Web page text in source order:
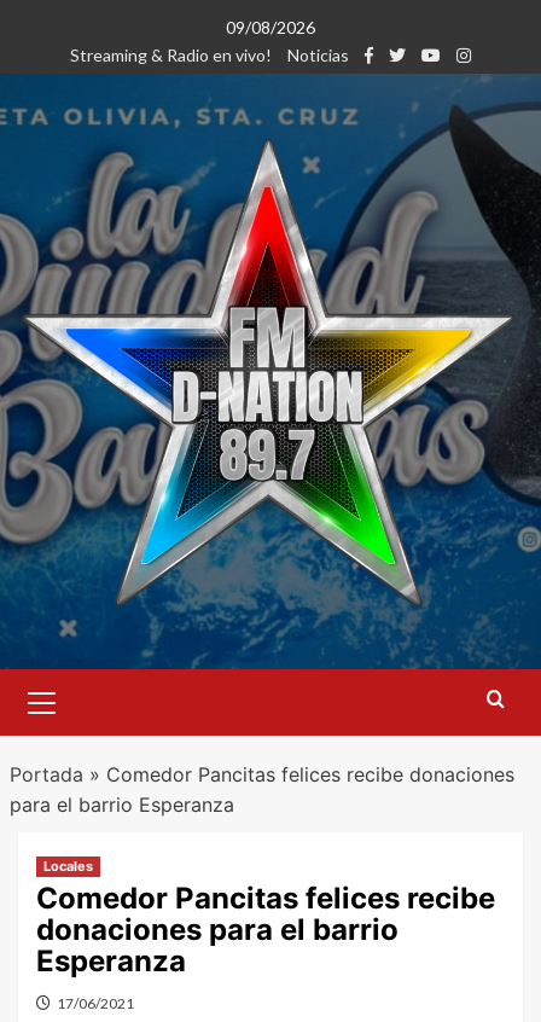
contenido
09/08/2026
Streaming & Radio en vivo!
Noticias
primario
Portada » Comedor Pancitas felices recibe donaciones
para el barrio Esperanza
Locales
Comedor Pancitas felices recibe
donaciones para el barrio
Esperanza
17/06/2021